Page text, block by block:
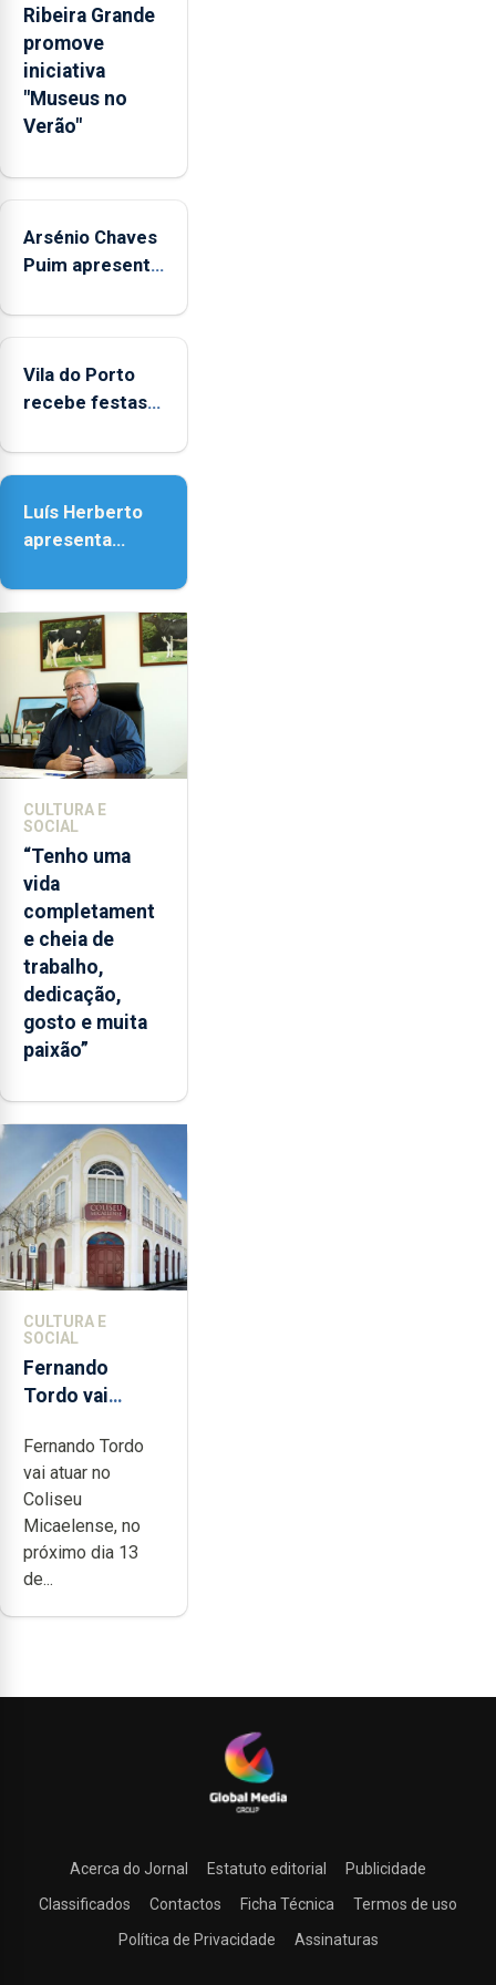
e
sociais
junto
das
crianças
Ribeira Grande
promove
iniciativa
"Museus no
Verão"
Arsénio Chaves
Puim apresenta
Biblioteca de
Vila do Porto
recebe festas
Nossa Senhora
Luís Herberto
apresenta
Paisagem’
CULTURA E
SOCIAL
“Tenho uma
vida
completament
e cheia de
trabalho,
dedicação,
gosto e muita
paixão”
CULTURA E
SOCIAL
Fernando
Tordo vai
anos de
carreira no
Coliseu
Micaelense
Fernando Tordo
vai atuar no
Coliseu
Micaelense, no
próximo dia 13
de...
Acerca do Jornal Estatuto editorial
Publicidade
Classificados
Contactos Ficha Técnica
Termos de uso
Política de Privacidade
Assinaturas